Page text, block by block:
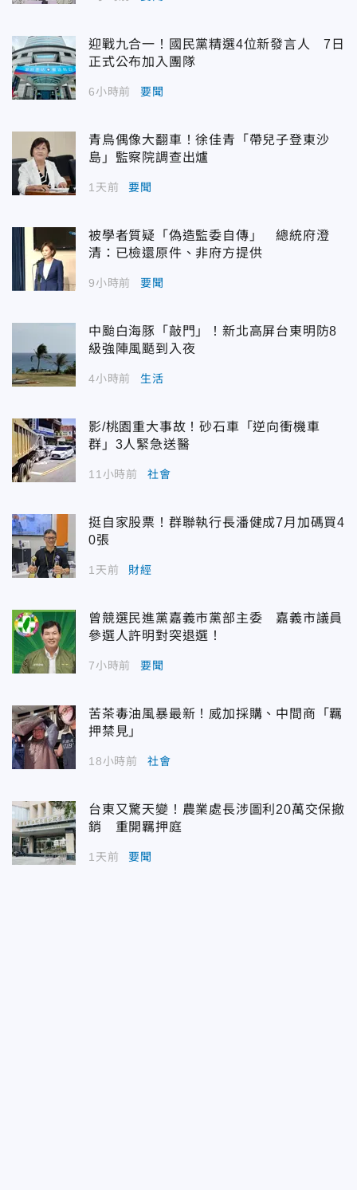
迎戰九合一！國民黨精選4位新發言人 7日
正式公布加入團隊
6小時前 要聞
青鳥偶像大翻車！徐佳青「帶兒子登東沙
島」監察院調查出爐
1天前 要聞
被學者質疑「偽造監委自傳」 總統府澄
清：已檢還原件、非府方提供
9小時前 要聞
中颱白海豚「敲門」！新北高屏台東明防8
級強陣風颳到入夜
4小時前 生活
影/桃園重大事故！砂石車「逆向衝機車
群」3人緊急送醫
11小時前 社會
挺自家股票！群聯執行長潘健成7月加碼買4
0張
1天前 財經
曾競選民進黨嘉義市黨部主委 嘉義市議員
參選人許明對突退選！
7小時前 要聞
苦茶毒油風暴最新！威加採購、中間商「羈
押禁見」
18小時前 社會
台東又驚天變！農業處長涉圖利20萬交保撤
銷 重開羈押庭
1天前 要聞